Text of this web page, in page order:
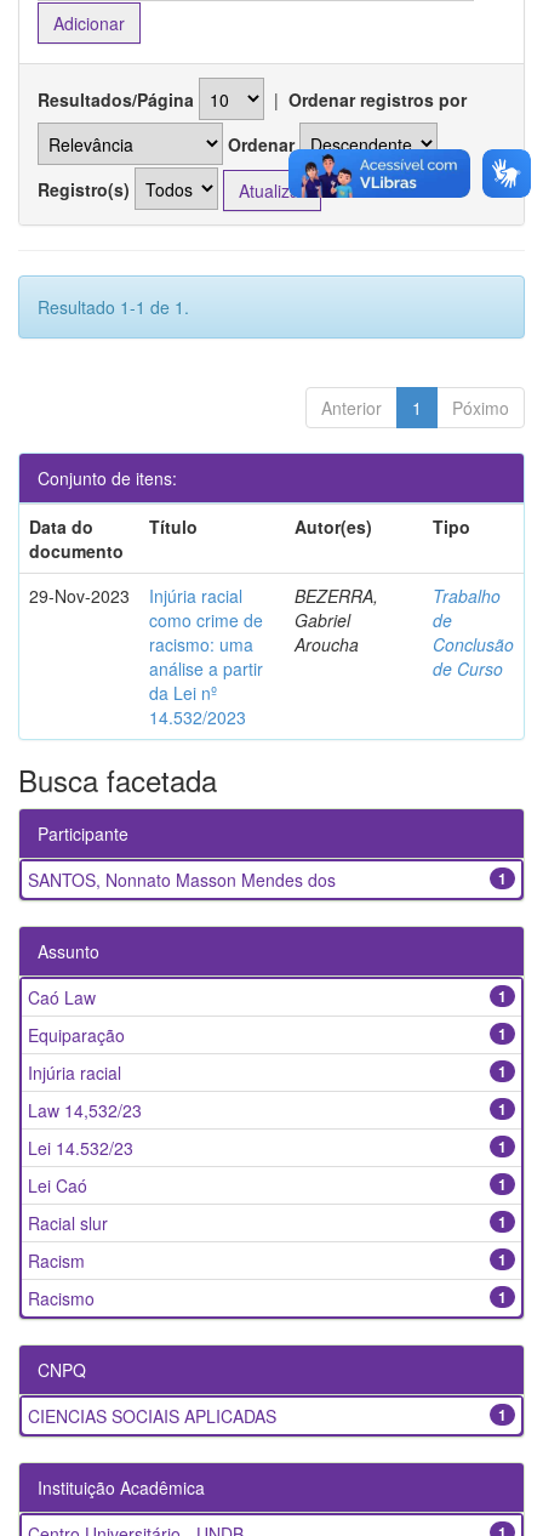
Resultados/Página | Ordenar registros por
Ordenar
Registro(s)
Resultado 1-1 de 1.
Anterior 1 Póximo
Conjunto de itens:
Data do
documento
Título Autor(es) Tipo
29-Nov-2023
Injúria racial
como crime de
racismo: uma
análise a partir
da Lei nº
14.532/2023
BEZERRA,
Gabriel
Aroucha
Trabalho
de
Conclusão
de Curso
Busca facetada
Participante
1
SANTOS, Nonnato Masson Mendes dos
Assunto
1
Caó Law
1
Equiparação
1
Injúria racial
1
Law 14,532/23
1
Lei 14.532/23
1
Lei Caó
1
Racial slur
1
Racism
1
Racismo
CNPQ
1
CIENCIAS SOCIAIS APLICADAS
Instituição Acadêmica